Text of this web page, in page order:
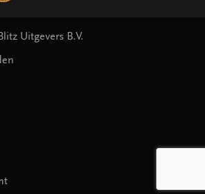
Uitgevers B.V.